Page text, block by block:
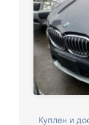
Куплен и